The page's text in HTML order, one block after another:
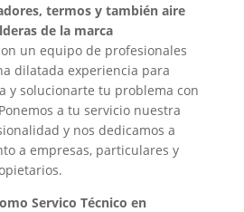
termos y también aire
de la marca
un equipo de profesionales
dilatada experiencia para
y solucionarte tu problema con
a tu servicio nuestra
y nos dedicamos a
a empresas, particulares y
Servico Técnico en